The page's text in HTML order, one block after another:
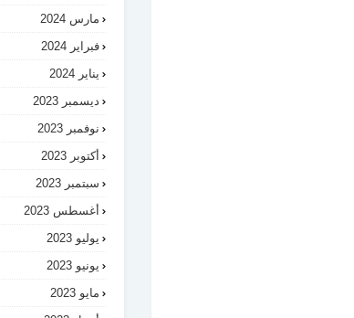
مارس 2024
فبراير 2024
يناير 2024
ديسمبر 2023
نوفمبر 2023
أكتوبر 2023
سبتمبر 2023
أغسطس 2023
يوليو 2023
يونيو 2023
مايو 2023